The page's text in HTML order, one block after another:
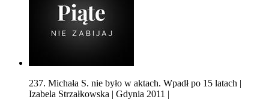
237. Michała S. nie było w aktach. Wpadł po 15 latach |
Izabela Strzałkowska | Gdynia 2011 |